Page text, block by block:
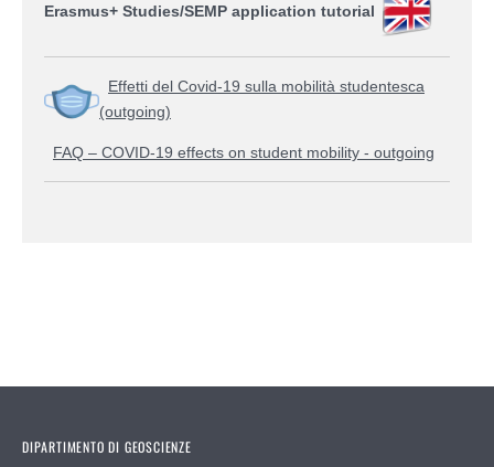
Erasmus+ Studies/SEMP application tutorial
Effetti del Covid-19 sulla mobilità studentesca
(outgoing)
FAQ – COVID-19 effects on student mobility - outgoing
DIPARTIMENTO DI GEOSCIENZE